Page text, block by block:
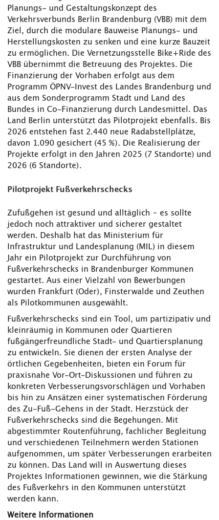
Planungs- und Gestaltungskonzept des
Verkehrsverbunds Berlin Brandenburg (VBB) mit dem
Ziel, durch die modulare Bauweise Planungs- und
Herstellungskosten zu senken und eine kurze Bauzeit
zu ermöglichen. Die Vernetzungsstelle Bike+Ride des
VBB übernimmt die Betreuung des Projektes. Die
Finanzierung der Vorhaben erfolgt aus dem
Programm ÖPNV-Invest des Landes Brandenburg und
aus dem Sonderprogramm Stadt und Land des
Bundes in Co-Finanzierung durch Landesmittel. Das
Land Berlin unterstützt das Pilotprojekt ebenfalls. Bis
2026 entstehen fast 2.440 neue Radabstellplätze,
davon 1.090 gesichert (45 %). Die Realisierung der
Projekte erfolgt in den Jahren 2025 (7 Standorte) und
2026 (6 Standorte).
Pilotprojekt Fußverkehrschecks
Zufußgehen ist gesund und alltäglich – es sollte
jedoch noch attraktiver und sicherer gestaltet
werden. Deshalb hat das Ministerium für
Infrastruktur und Landesplanung (MIL) in diesem
Jahr ein Pilotprojekt zur Durchführung von
Fußverkehrschecks in Brandenburger Kommunen
gestartet. Aus einer Vielzahl von Bewerbungen
wurden Frankfurt (Oder), Finsterwalde und Zeuthen
als Pilotkommunen ausgewählt.
Fußverkehrschecks sind ein Tool, um partizipativ und
kleinräumig in Kommunen oder Quartieren
fußgängerfreundliche Stadt- und Quartiersplanung
zu entwickeln. Sie dienen der ersten Analyse der
örtlichen Gegebenheiten, bieten ein Forum für
praxisnahe Vor-Ort-Diskussionen und führen zu
konkreten Verbesserungsvorschlägen und Vorhaben
bis hin zu Ansätzen einer systematischen Förderung
des Zu-Fuß-Gehens in der Stadt. Herzstück der
Fußverkehrschecks sind die Begehungen. Mit
abgestimmter Routenführung, fachlicher Begleitung
und verschiedenen Teilnehmern werden Stationen
aufgenommen, um später Verbesserungen erarbeiten
zu können. Das Land will in Auswertung dieses
Projektes Informationen gewinnen, wie die Stärkung
des Fußverkehrs in den Kommunen unterstützt
werden kann.
Weitere Informationen